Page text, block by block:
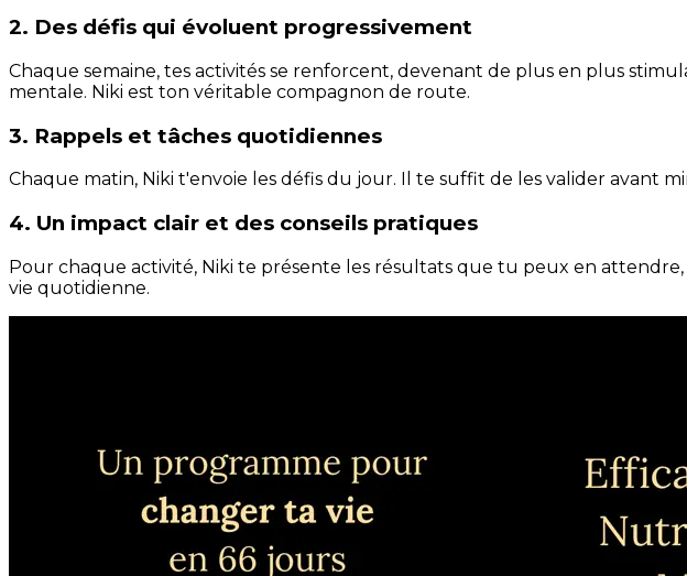
2. Des défis qui évoluent progressivement
Chaque semaine, tes activités se renforcent, devenant de plus en plus
mentale. Niki est ton véritable compagnon de route.
3. Rappels et tâches quotidiennes
Chaque matin, Niki t'envoie les défis du jour. Il te suffit de les valider avant
4. Un impact clair et des conseils pratiques
Pour chaque activité, Niki te présente les résultats que tu peux en
vie quotidienne.